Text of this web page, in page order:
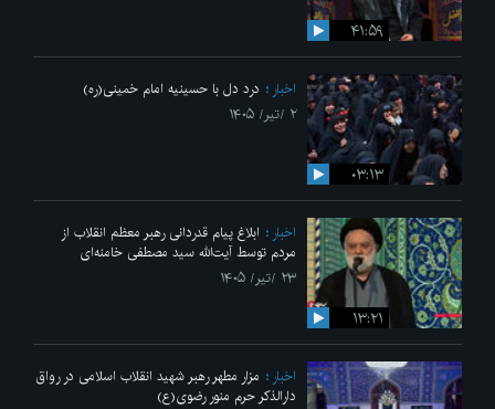
۴۱:۵۹
۰۳:۱۳
اخبار
درد دل با حسینیه امام خمینی(ره)
۲ /تیر/ ۱۴۰۵
۱۳:۲۱
اخبار
ابلاغ پیام قدردانی رهبر معظم انقلاب از
مردم توسط آیت‌الله سید مصطفی خامنه‌ای
۲۳ /تیر/ ۱۴۰۵
اخبار
مزار مطهر رهبر شهید انقلاب اسلامی در رواق
دارالذکر حرم منور رضوی(ع)